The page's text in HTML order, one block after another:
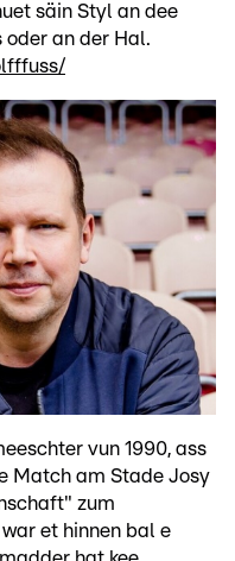
säin Styl an dee
oder an der Hal.
vun 1990, ass
Match am Stade Josy
zum
et hinnen bal e